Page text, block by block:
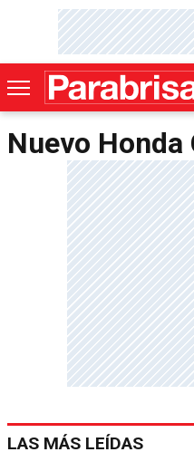
Nuevo Honda
LAS MÁS LEÍDAS